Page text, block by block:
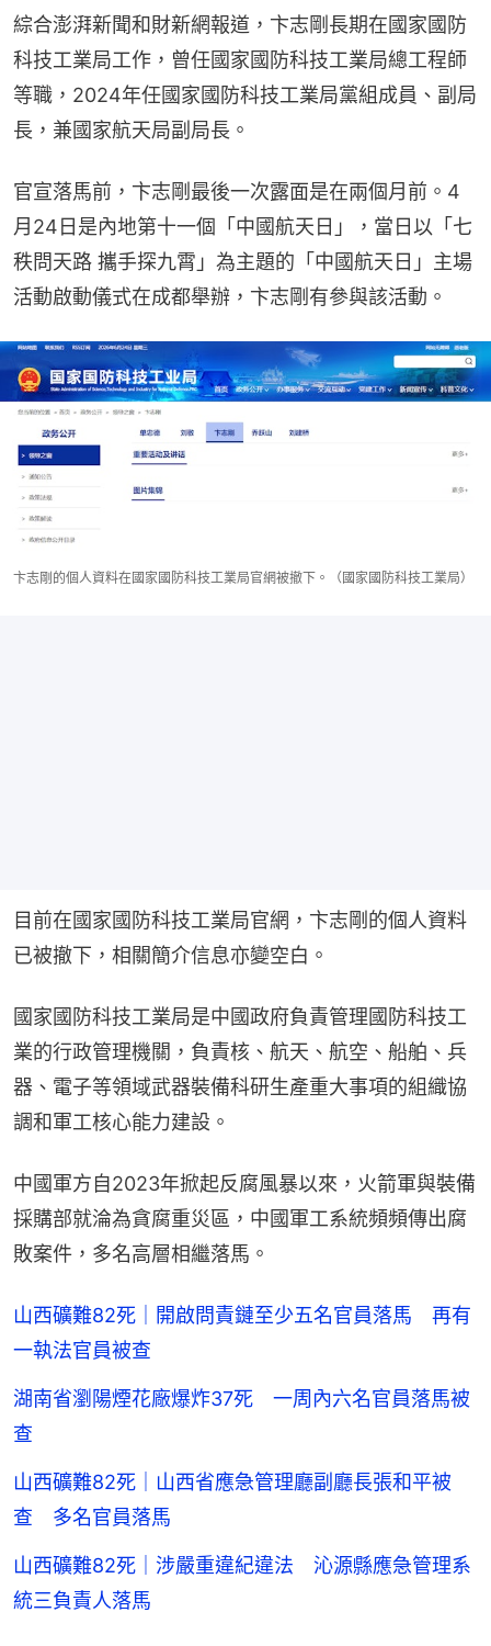
綜合澎湃新聞和財新網報道，卞志剛長期在國家國防
科技工業局工作，曾任國家國防科技工業局總工程師
等職，2024年任國家國防科技工業局黨組成員、副局
長，兼國家航天局副局長。
官宣落馬前，卞志剛最後一次露面是在兩個月前。4
月24日是內地第十一個「中國航天日」，當日以「七
秩問天路 攜手探九霄」為主題的「中國航天日」主場
活動啟動儀式在成都舉辦，卞志剛有參與該活動。
卞志剛的個人資料在國家國防科技工業局官網被撤下。（國家國防科技工業局）
目前在國家國防科技工業局官網，卞志剛的個人資料
已被撤下，相關簡介信息亦變空白。
國家國防科技工業局是中國政府負責管理國防科技工
業的行政管理機關，負責核、航天、航空、船舶、兵
器、電子等領域武器裝備科研生產重大事項的組織協
調和軍工核心能力建設。
中國軍方自2023年掀起反腐風暴以來，火箭軍與裝備
採購部就淪為貪腐重災區，中國軍工系統頻頻傳出腐
敗案件，多名高層相繼落馬。
山西礦難82死｜開啟問責鏈至少五名官員落馬 再有
一執法官員被查
湖南省瀏陽煙花廠爆炸37死 一周內六名官員落馬被
查
山西礦難82死｜山西省應急管理廳副廳長張和平被
查 多名官員落馬
山西礦難82死｜涉嚴重違紀違法 沁源縣應急管理系
統三負責人落馬